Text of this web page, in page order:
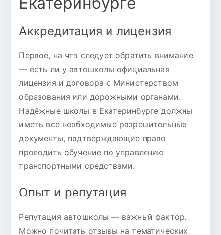
Аккредитация и лицензия
Первое, на что следует обратить внимание
— есть ли у автошколы официальная
лицензия и договора с Министерством
образования или дорожными органами.
Надёжные школы в Екатеринбурге должны
иметь все необходимые разрешительные
документы, подтверждающие право
проводить обучение по управлению
транспортными средствами.
Опыт и репутация
Репутация автошколы — важный фактор.
Можно почитать отзывы на тематических